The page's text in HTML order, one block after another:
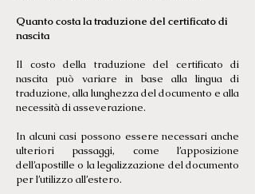
Quanto costa la traduzione del certificato di
nascita
Il costo della traduzione del certificato di
nascita può variare in base alla lingua di
traduzione, alla lunghezza del documento e alla
necessità di asseverazione.
In alcuni casi possono essere necessari anche
ulteriori passaggi, come l’apposizione
dell’apostille o la legalizzazione del documento
per l’utilizzo all’estero.